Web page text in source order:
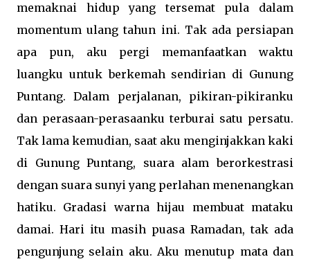
memaknai hidup yang tersemat pula dalam
momentum ulang tahun ini. Tak ada persiapan
apa pun, aku pergi memanfaatkan waktu
luangku untuk berkemah sendirian di Gunung
Puntang. Dalam perjalanan, pikiran-pikiranku
dan perasaan-perasaanku terburai satu persatu.
Tak lama kemudian, saat aku menginjakkan kaki
di Gunung Puntang, suara alam berorkestrasi
dengan suara sunyi yang perlahan menenangkan
hatiku. Gradasi warna hijau membuat mataku
damai. Hari itu masih puasa Ramadan, tak ada
pengunjung selain aku. Aku menutup mata dan